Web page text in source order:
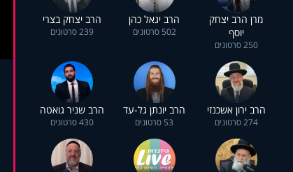
מרן הרב יצחק
יוסף
250 סרטונים
הרב יגאל כהן
502 סרטונים
הרב יצחק בצרי
239 סרטונים
הרב ירון אשכנזי
274 סרטונים
הרב יונתן גל-עד
53 סרטונים
הרב שניר גואטה
430 סרטונים